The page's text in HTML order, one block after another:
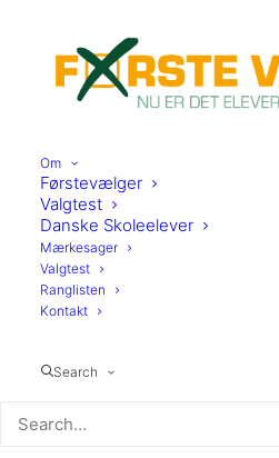
Om
Førstevælger
Valgtest
Danske Skoleelever
Mærkesager
Valgtest
Ranglisten
Kontakt
Search